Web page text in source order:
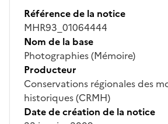
Référence de la notice
MHR93_01064444
Nom de la base
Photographies (Mémoire)
Producteur
Conservations régionales des
historiques (CRMH)
Date de création de la notice